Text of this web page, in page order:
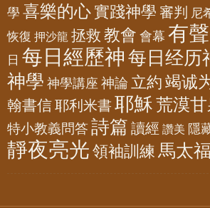
學 喜樂的心實踐神學 審判 尼
恢復 押沙龍 拯救 教會 會幕 有
日 每日經歷神 每日经历
神學 神學講座 神論 立約 竭诚
翰書信耶利米書 耶穌荒漠
特小教義問答詩篇 讀經 讚美 隱
靜夜亮光 領袖訓練 馬太